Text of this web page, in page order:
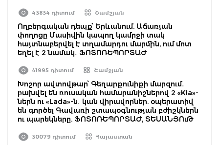
43834 դիտում Շամշյան
Ողբերգական դեպք՝ Երևանում. Աճառյան
փողոցը Մասիվին կապող կամրջի տակ
հայտնաբերվել է տղամարդու մարմին, ում մոտ
եղել է 2 նամակ․ ՖՈՏՈՌԵՊՈՐՏԱԺ
41995 դիտում Շամշյան
Խոշոր ավտովթար՝ Գեղարքունիքի մարզում․
բախվել են ռուսական համարանիշներով 2 «Kia»-
ներն ու «Lada»-ն․ կան վիրավորներ. օպերատիվ
են գործել Գավառի շտապօգնության բժիշկներն
ու պարեկները. ՖՈՏՈՌԵՊՈՐՏԱԺ, ՏԵՍԱՆՅՈւԹ
30079 դիտում Հայաստան